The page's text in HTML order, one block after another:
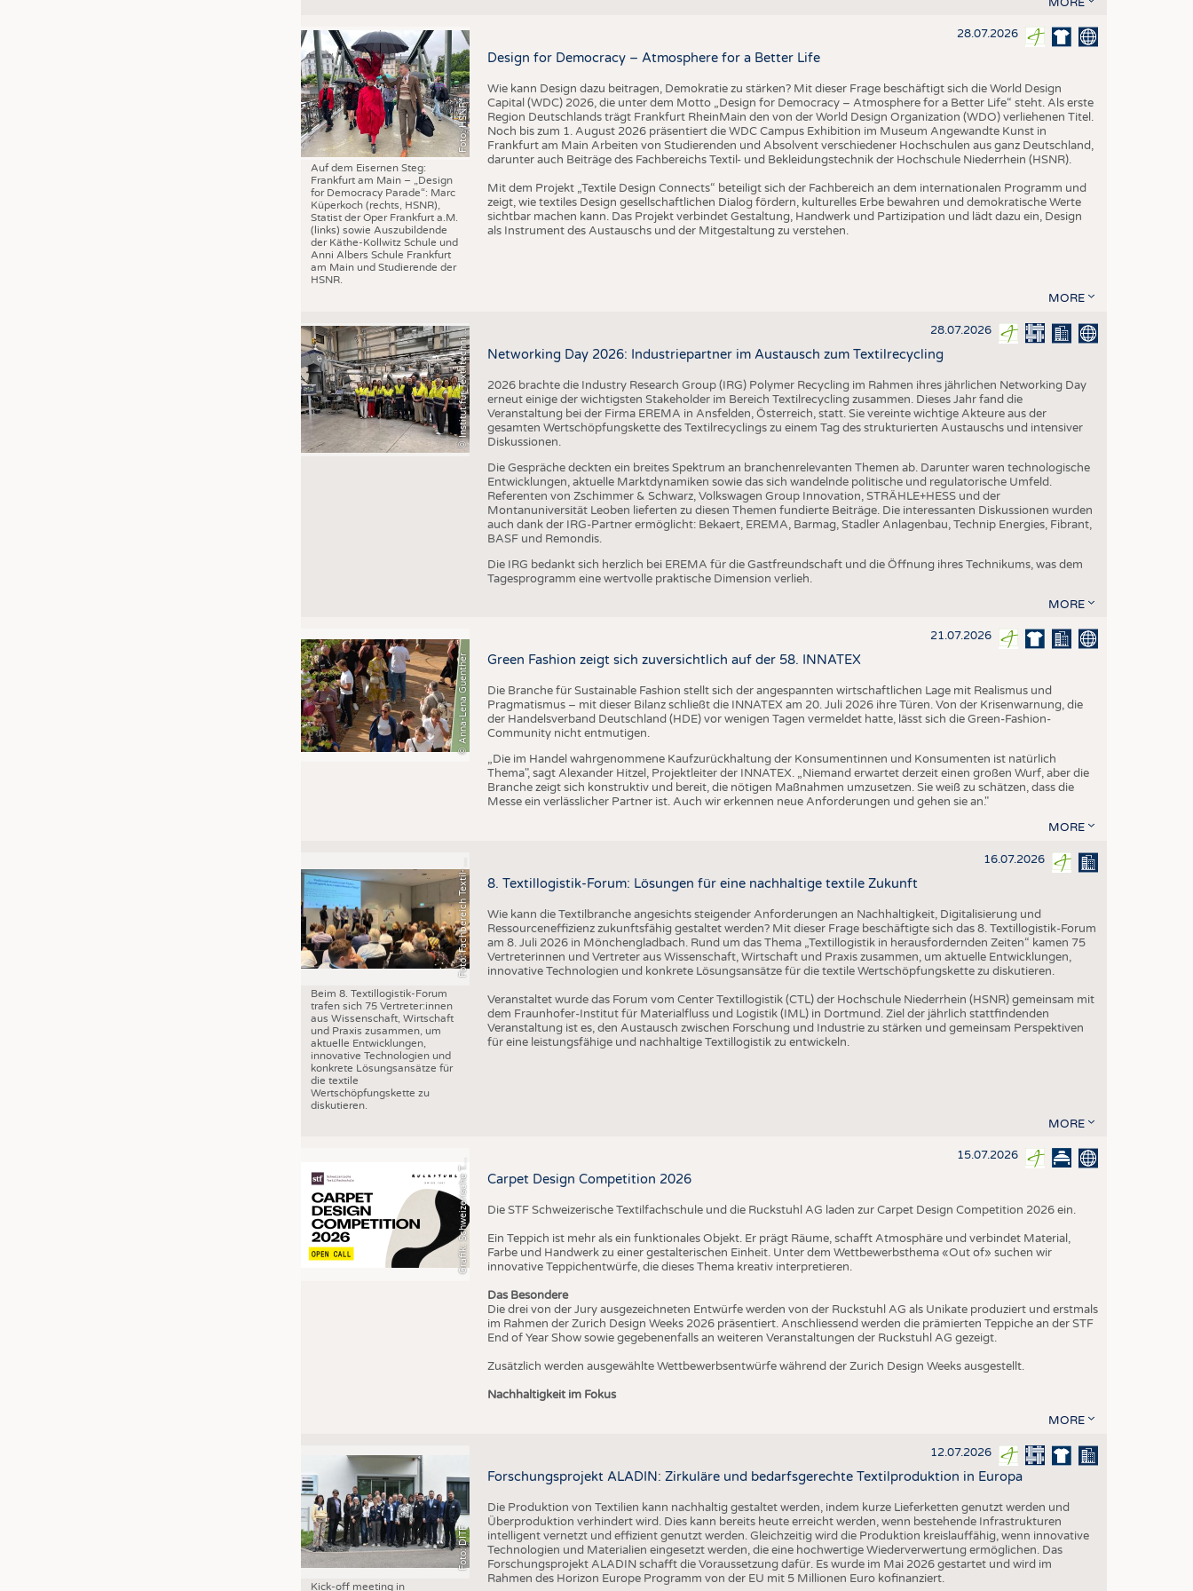
STELLENMARKT
KRÜGER PERSONAL HEADHUNTING
PRAKTIKA & AUSBILDUNGEN
AUSSCHREIBUNGEN
DTV AUSSCHREIBUNGSDIENST
DAUNENCHECK
ADRESSEN & LINKS
PUBLIKATIONEN
TERMINE
BRANCHENTERMINE
Foto: HSNR
Auf dem Eisernen Steg:
Frankfurt am Main – „Design
for Democracy Parade“: Marc
Küperkoch (rechts, HSNR),
Statist der Oper Frankfurt a.M.
(links) sowie Auszubildende
der Käthe-Kollwitz Schule und
Anni Albers Schule Frankfurt
am Main und Studierende der
HSNR.
28.07.2026
Design for Democracy – Atmosphere for a Better Life
Wie kann Design dazu beitragen, Demokratie zu stärken? Mit dieser Frage beschäftigt sich die World Design
Capital (WDC) 2026, die unter dem Motto „Design for Democracy – Atmosphere for a Better Life“ steht. Als erste
Region Deutschlands trägt Frankfurt RheinMain den von der World Design Organization (WDO) verliehenen Titel.
Noch bis zum 1. August 2026 präsentiert die WDC Campus Exhibition im Museum Angewandte Kunst in
Frankfurt am Main Arbeiten von Studierenden und Absolvent verschiedener Hochschulen aus ganz Deutschland,
darunter auch Beiträge des Fachbereichs Textil- und Bekleidungstechnik der Hochschule Niederrhein (HSNR).
Mit dem Projekt „Textile Design Connects“ beteiligt sich der Fachbereich an dem internationalen Programm und
zeigt, wie textiles Design gesellschaftlichen Dialog fördern, kulturelles Erbe bewahren und demokratische Werte
sichtbar machen kann. Das Projekt verbindet Gestaltung, Handwerk und Partizipation und lädt dazu ein, Design
als Instrument des Austauschs und der Mitgestaltung zu verstehen.
MORE
©
I
n
s
t
i
t
u
t
f
ü
r
T
e
x
t
i
l
t
e
c
h
n
i
k
(
I
T
A
)
d
e
r
R
W
T
H
A
a
c
h
e
n
U
n
i
v
e
r
s
i
t
y 28.07.2026
Networking Day 2026: Industriepartner im Austausch zum Textilrecycling
2026 brachte die Industry Research Group (IRG) Polymer Recycling im Rahmen ihres jährlichen Networking Day
erneut einige der wichtigsten Stakeholder im Bereich Textilrecycling zusammen. Dieses Jahr fand die
Veranstaltung bei der Firma EREMA in Ansfelden, Österreich, statt. Sie vereinte wichtige Akteure aus der
gesamten Wertschöpfungskette des Textilrecyclings zu einem Tag des strukturierten Austauschs und intensiver
Diskussionen.
Die Gespräche deckten ein breites Spektrum an branchenrelevanten Themen ab. Darunter waren technologische
Entwicklungen, aktuelle Marktdynamiken sowie das sich wandelnde politische und regulatorische Umfeld.
Referenten von Zschimmer & Schwarz, Volkswagen Group Innovation, STRÄHLE+HESS und der
Montanuniversität Leoben lieferten zu diesen Themen fundierte Beiträge. Die interessanten Diskussionen wurden
auch dank der IRG-Partner ermöglicht: Bekaert, EREMA, Barmag, Stadler Anlagenbau, Technip Energies, Fibrant,
BASF und Remondis.
Die IRG bedankt sich herzlich bei EREMA für die Gastfreundschaft und die Öffnung ihres Technikums, was dem
Tagesprogramm eine wertvolle praktische Dimension verlieh.
MORE
© Anna-Lena Guenther
21.07.2026
Green Fashion zeigt sich zuversichtlich auf der 58. INNATEX
Die Branche für Sustainable Fashion stellt sich der angespannten wirtschaftlichen Lage mit Realismus und
Pragmatismus – mit dieser Bilanz schließt die INNATEX am 20. Juli 2026 ihre Türen. Von der Krisenwarnung, die
der Handelsverband Deutschland (HDE) vor wenigen Tagen vermeldet hatte, lässt sich die Green-Fashion-
Community nicht entmutigen.
„Die im Handel wahrgenommene Kaufzurückhaltung der Konsumentinnen und Konsumenten ist natürlich
Thema", sagt Alexander Hitzel, Projektleiter der INNATEX. „Niemand erwartet derzeit einen großen Wurf, aber die
Branche zeigt sich konstruktiv und bereit, die nötigen Maßnahmen umzusetzen. Sie weiß zu schätzen, dass die
Messe ein verlässlicher Partner ist. Auch wir erkennen neue Anforderungen und gehen sie an."
MORE
o
t
o
:
F
a
c
h
b
e
r
e
i
c
h
T
e
x
t
il
-
u
d
B
e
k
l
e
i
d
u
n
g
s
t
e
c
h
n
i
k
/
H
S
N
Beim 8. Textillogistik-Forum
trafen sich 75 Vertreter:innen
aus Wissenschaft, Wirtschaft
und Praxis zusammen, um
aktuelle Entwicklungen,
innovative Technologien und
konkrete Lösungsansätze für
die textile
Wertschöpfungskette zu
diskutieren.
16.07.2026
8. Textillogistik-Forum: Lösungen für eine nachhaltige textile Zukunft
Wie kann die Textilbranche angesichts steigender Anforderungen an Nachhaltigkeit, Digitalisierung und
Ressourceneffizienz zukunftsfähig gestaltet werden? Mit dieser Frage beschäftigte sich das 8. Textillogistik-Forum
am 8. Juli 2026 in Mönchengladbach. Rund um das Thema „Textillogistik in herausfordernden Zeiten“ kamen 75
Vertreterinnen und Vertreter aus Wissenschaft, Wirtschaft und Praxis zusammen, um aktuelle Entwicklungen,
innovative Technologien und konkrete Lösungsansätze für die textile Wertschöpfungskette zu diskutieren.
Veranstaltet wurde das Forum vom Center Textillogistik (CTL) der Hochschule Niederrhein (HSNR) gemeinsam mit
dem Fraunhofer-Institut für Materialfluss und Logistik (IML) in Dortmund. Ziel der jährlich stattfindenden
Veranstaltung ist es, den Austausch zwischen Forschung und Industrie zu stärken und gemeinsam Perspektiven
für eine leistungsfähige und nachhaltige Textillogistik zu entwickeln.
MORE
r
a
f
i
k
:
S
c
h
w
e
i
z
e
r
i
s
c
h
e
T
e
t
i
l
f
a
c
h
s
c
h
u
l
e
S
T 15.07.2026
Carpet Design Competition 2026
Die STF Schweizerische Textilfachschule und die Ruckstuhl AG laden zur Carpet Design Competition 2026 ein.
Ein Teppich ist mehr als ein funktionales Objekt. Er prägt Räume, schafft Atmosphäre und verbindet Material,
Farbe und Handwerk zu einer gestalterischen Einheit. Unter dem Wettbewerbsthema «Out of» suchen wir
innovative Teppichentwürfe, die dieses Thema kreativ interpretieren.
Das Besondere
Die drei von der Jury ausgezeichneten Entwürfe werden von der Ruckstuhl AG als Unikate produziert und erstmals
im Rahmen der Zurich Design Weeks 2026 präsentiert. Anschliessend werden die prämierten Teppiche an der STF
End of Year Show sowie gegebenenfalls an weiteren Veranstaltungen der Ruckstuhl AG gezeigt.
Zusätzlich werden ausgewählte Wettbewerbsentwürfe während der Zurich Design Weeks ausgestellt.
Nachhaltigkeit im Fokus
MORE
Foto: DITF
Kick-off meeting in
12.07.2026
Forschungsprojekt ALADIN: Zirkuläre und bedarfsgerechte Textilproduktion in Europa
Die Produktion von Textilien kann nachhaltig gestaltet werden, indem kurze Lieferketten genutzt werden und
Überproduktion verhindert wird. Dies kann bereits heute erreicht werden, wenn bestehende Infrastrukturen
intelligent vernetzt und effizient genutzt werden. Gleichzeitig wird die Produktion kreislauffähig, wenn innovative
Technologien und Materialien eingesetzt werden, die eine hochwertige Wiederverwertung ermöglichen. Das
Forschungsprojekt ALADIN schafft die Voraussetzung dafür. Es wurde im Mai 2026 gestartet und wird im
Rahmen des Horizon Europe Programm von der EU mit 5 Millionen Euro kofinanziert.